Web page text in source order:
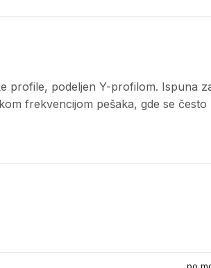
profile, podeljen Y-profilom. Ispuna
frekvencijom pešaka, gde se